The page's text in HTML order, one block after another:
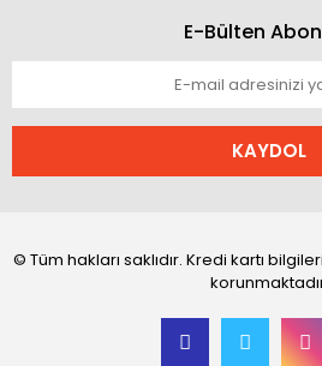
E-Bülten
KAYDOL
© Tüm hakları saklıdır. Kredi kartı